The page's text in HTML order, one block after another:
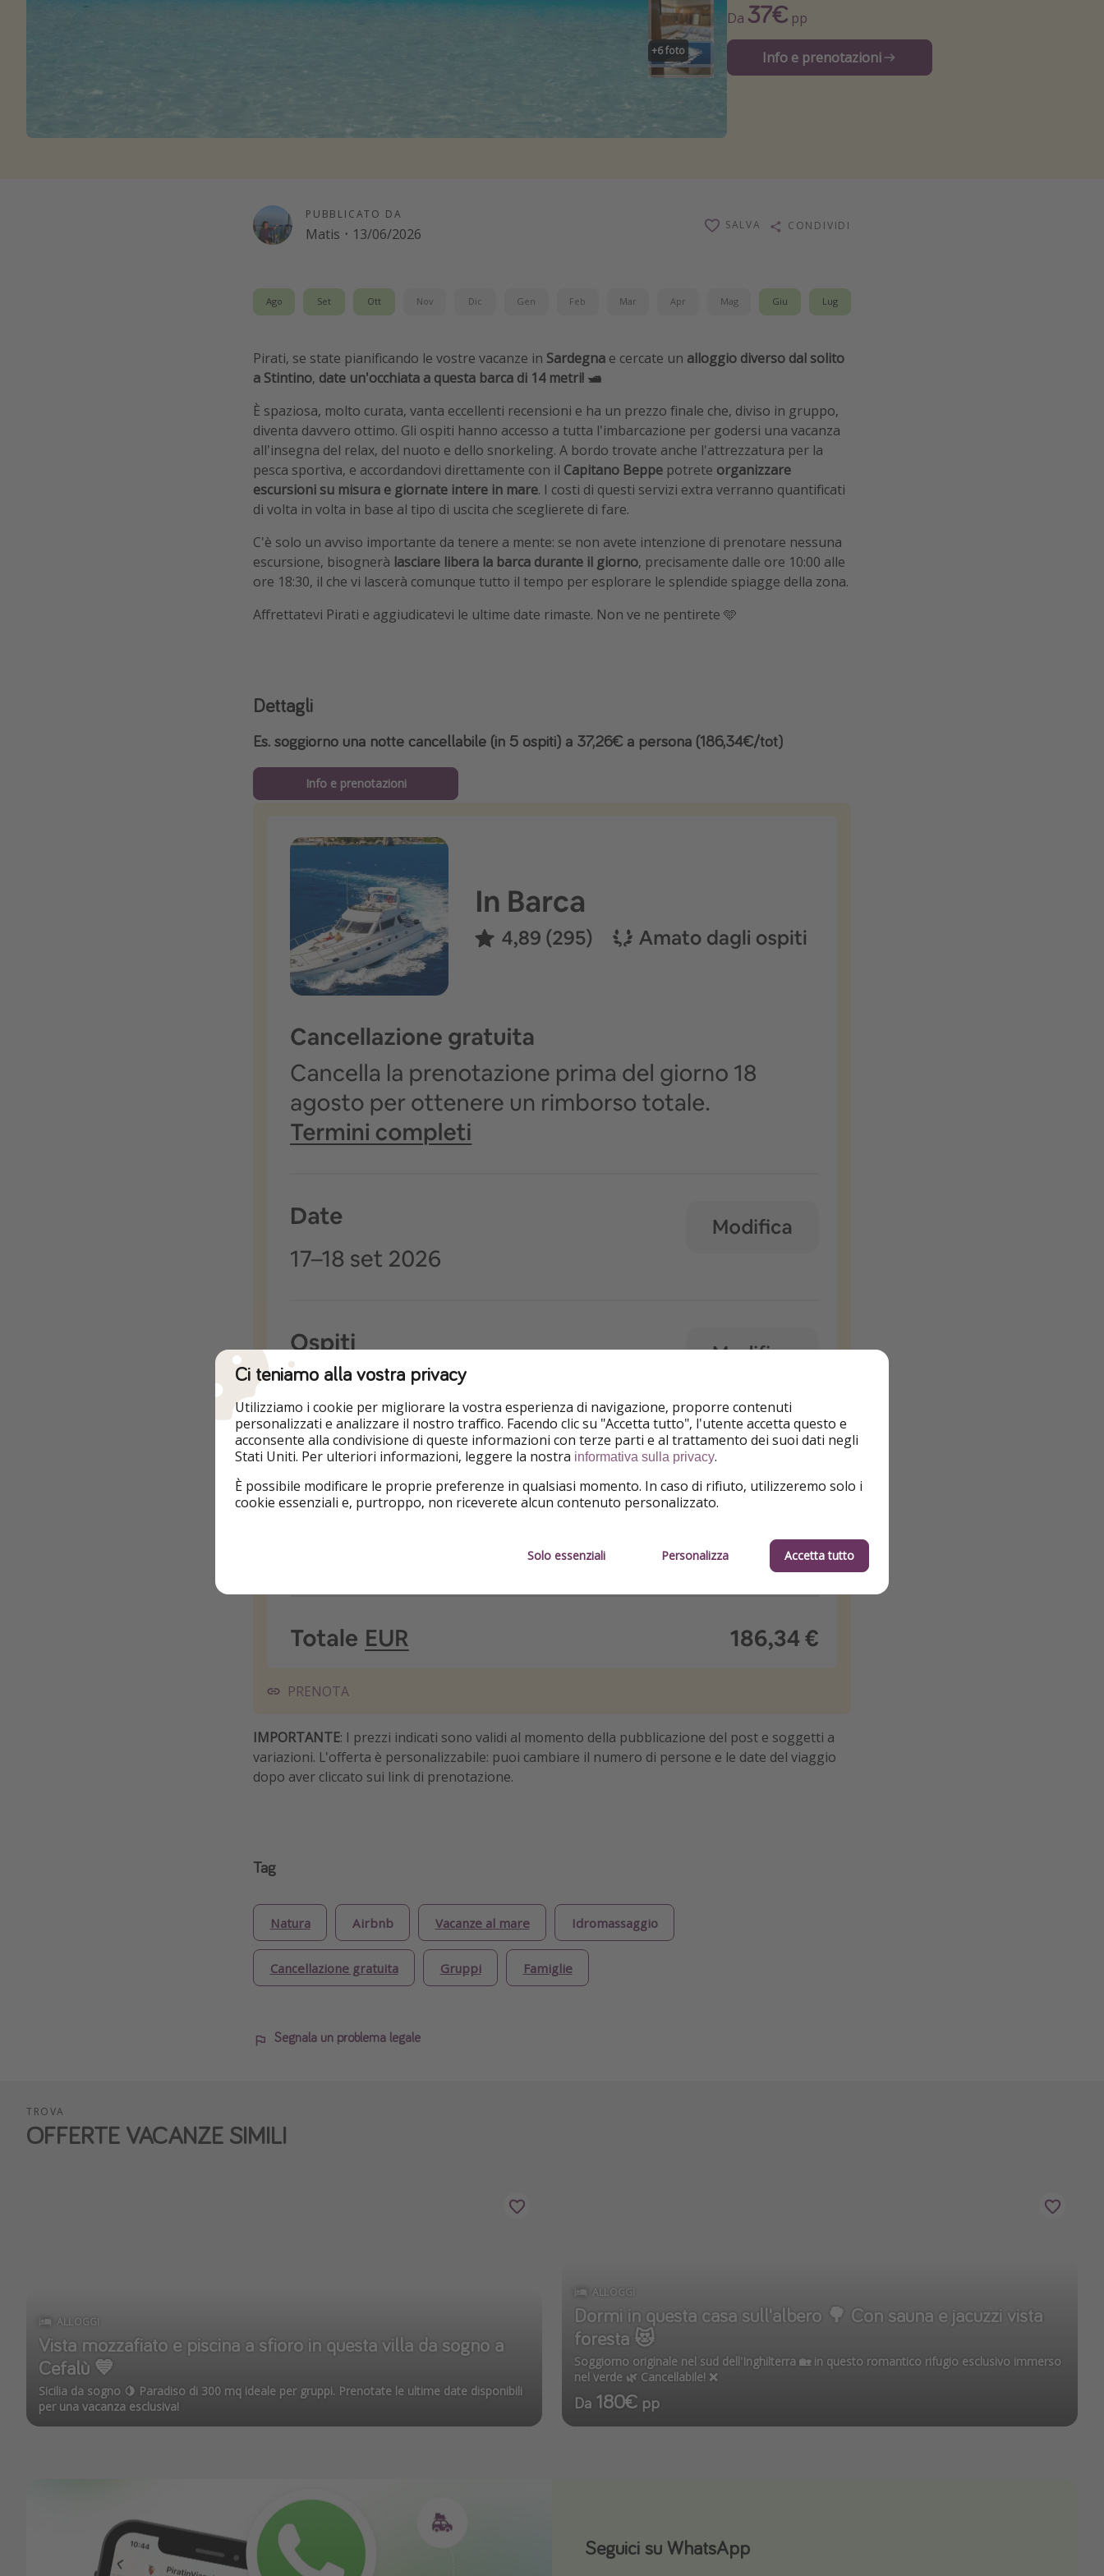
+6foto
Da37€ pp
Info e prenotazioni
PUBBLICATO DA
Matis · 13/06/2026
SALVA CONDIVIDI
Ago Set Ott Nov Dic Gen Feb Mar Apr Mag Giu Lug
Pirati, se state pianificando le vostre vacanze in Sardegna e cercate un alloggio diverso dal solito
a Stintino, date un'occhiata a questa barca di 14 metri! 🛥️
È spaziosa, molto curata, vanta eccellenti recensioni e ha un prezzo finale che, diviso in gruppo,
diventa davvero ottimo. Gli ospiti hanno accesso a tutta l'imbarcazione per godersi una vacanza
all'insegna del relax, del nuoto e dello snorkeling. A bordo trovate anche l'attrezzatura per la
pesca sportiva, e accordandovi direttamente con il Capitano Beppe potrete organizzare
escursioni su misura e giornate intere in mare. I costi di questi servizi extra verranno quantificati
di volta in volta in base al tipo di uscita che sceglierete di fare.
C'è solo un avviso importante da tenere a mente: se non avete intenzione di prenotare nessuna
escursione, bisognerà lasciare libera la barca durante il giorno, precisamente dalle ore 10:00 alle
ore 18:30, il che vi lascerà comunque tutto il tempo per esplorare le splendide spiagge della zona.
Affrettatevi Pirati e aggiudicatevi le ultime date rimaste. Non ve ne pentirete 🩵
Dettagli
Es. soggiorno una notte cancellabile (in 5 ospiti) a 37,26€ a persona (186,34€/tot)
Info e prenotazioni
PRENOTA
IMPORTANTE: I prezzi indicati sono validi al momento della pubblicazione del post e soggetti a
variazioni. L'offerta è personalizzabile: puoi cambiare il numero di persone e le date del viaggio
dopo aver cliccato sui link di prenotazione.
Tag
Natura Airbnb Vacanze al mare Idromassaggio
Cancellazione gratuita Gruppi Famiglie
Segnala un problema legale
TROVA
OFFERTE VACANZE SIMILI
ALLOGGI
Vista mozzafiato e piscina a sfioro in questa villa da sogno a
Cefalù 💙
Sicilia da sogno 🍋 Paradiso di 300 mq ideale per gruppi. Prenotate le ultime date disponibili
per una vacanza esclusiva!
ALLOGGI
Dormi in questa casa sull'albero 🌳 Con sauna e jacuzzi vista
foresta 😻
Soggiorno originale nel sud dell'Inghilterra 🏡 in questo romantico rifugio esclusivo immerso
nel verde 🌿 Cancellabile! ❌
Da 180€ pp
Seguici su WhatsApp
Scarica la nostra App
Ci teniamo alla vostra privacy
Utilizziamo i cookie per migliorare la vostra esperienza di navigazione, proporre contenuti
personalizzati e analizzare il nostro traffico. Facendo clic su "Accetta tutto", l'utente accetta questo e
acconsente alla condivisione di queste informazioni con terze parti e al trattamento dei suoi dati negli
Stati Uniti. Per ulteriori informazioni, leggere la nostra informativa sulla privacy.
È possibile modificare le proprie preferenze in qualsiasi momento. In caso di rifiuto, utilizzeremo solo i
cookie essenziali e, purtroppo, non riceverete alcun contenuto personalizzato.
Solo essenziali Personalizza Accetta tutto